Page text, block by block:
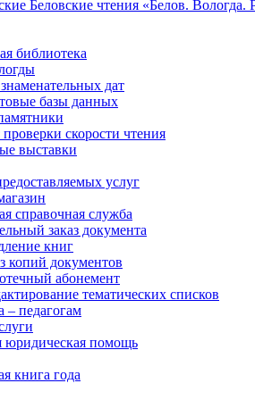
Беловские чтения «Белов. Вологда.
библиотека
дат
базы данных
проверки скорости чтения
выставки
услуг
справочная служба
заказ документа
книг
копий документов
абонемент
тематических списков
– педагогам
юридическая помощь
книга года